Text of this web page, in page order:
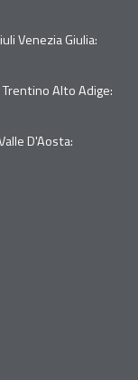
Venezia Giulia:
Alto Adige:
D'Aosta: